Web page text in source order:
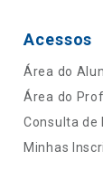
Acessos
Área do
Área do
Consulta de
Minhas